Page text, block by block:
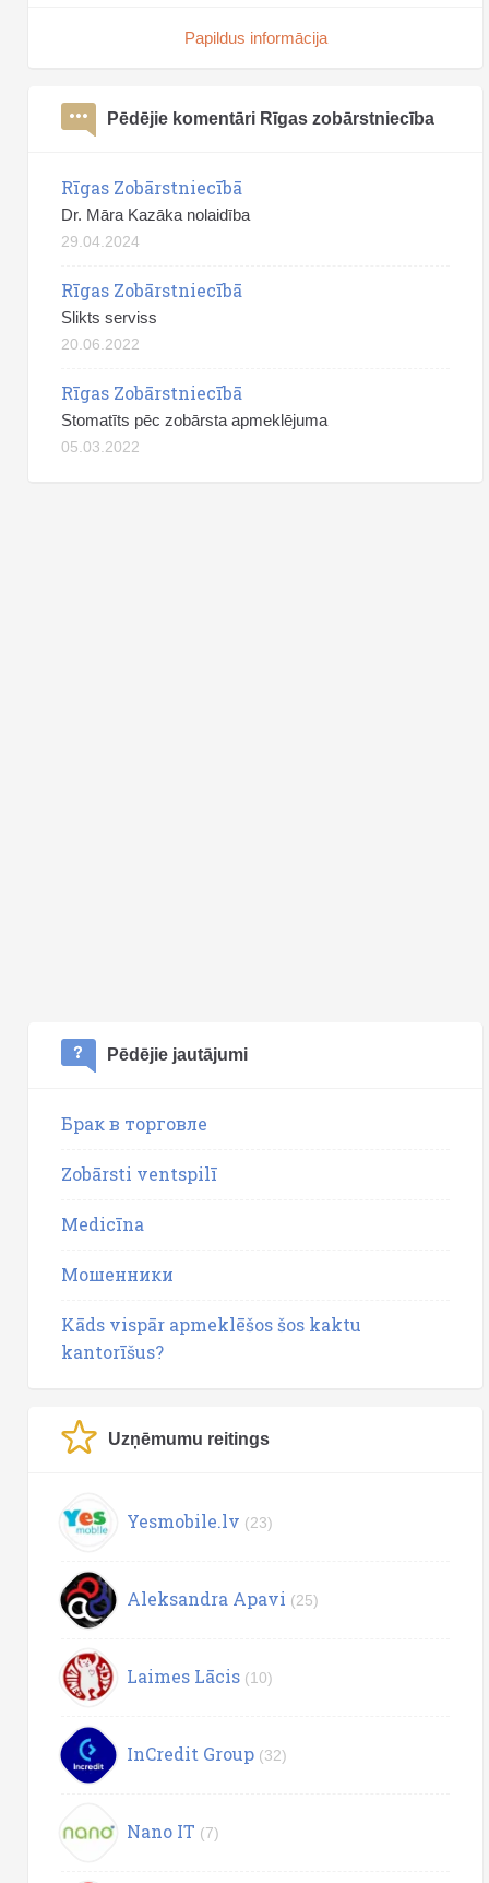
Papildus informācija
Pēdējie komentāri Rīgas zobārstniecība
Rīgas Zobārstniecībā
Dr. Māra Kazāka nolaidība
29.04.2024
Rīgas Zobārstniecībā
Slikts serviss
20.06.2022
Rīgas Zobārstniecībā
Stomatīts pēc zobārsta apmeklējuma
05.03.2022
Pēdējie jautājumi
Брак в торговле
Zobārsti ventspilī
Medicīna
Мошенники
Kāds vispār apmeklēšos šos kaktu
kantorīšus?
Uzņēmumu reitings
Yesmobile.lv (23)
Aleksandra Apavi (25)
Laimes Lācis (10)
InCredit Group (32)
Nano IT (7)